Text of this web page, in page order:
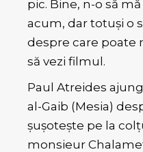
pic. Bine, n-o să
acum, dar totuși o
despre care poate
să vezi filmul.
Paul Atreides
al-Gaib (Mesia)
șușotește pe la
monsieur